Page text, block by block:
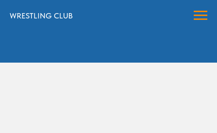
WRESTLING CLUB